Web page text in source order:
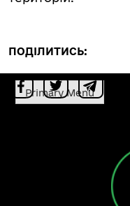
ПОДІЛИТИСЬ:
Primary Menu